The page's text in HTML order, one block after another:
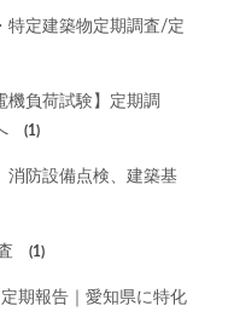
定建築物定期調査/定
負荷試験】定期調
(1)
防設備点検、建築基
(1)
期報告｜愛知県に特化